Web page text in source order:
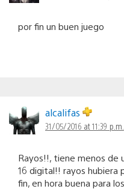
por fin un buen juego
alcalifas
31/05/2016 at 11:39 p.m.
Rayos!!, tiene menos de
16 digital!! rayos hubiera
fin, en hora buena para